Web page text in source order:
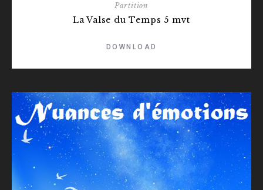
Partition
La Valse du Temps 5 mvt
DOWNLOAD